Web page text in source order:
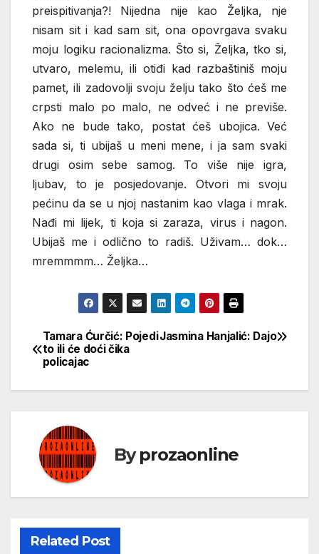
preispitivanja?! Nijedna nije kao Željka, nje
nisam sit i kad sam sit, ona opovrgava svaku
moju logiku racionalizma. Što si, Željka, tko si,
utvaro, melemu, ili otiđi kad razbaštiniš moju
pamet, ili zadovolji svoju želju tako što ćeš me
crpsti malo po malo, ne odveć i ne previše.
Ako ne bude tako, postat ćeš ubojica. Već
sada si, ti ubijaš u meni mene, i ja sam svaki
drugi osim sebe samog. To više nije igra,
ljubav, to je posjedovanje. Otvori mi svoju
pećinu da se u njoj nastanim kao vlaga i mrak.
Nađi mi lijek, ti koja si zaraza, virus i nagon.
Ubijaš me i odlično to radiš. Uživam… dok…
mremmmm… Željka…
Кретање
чланка
Jasmina Hanjalić: Dajo
Tamara Ćurčić: Pojedi
to ili će doći čika
policajac
Byprozaonline
Related Post